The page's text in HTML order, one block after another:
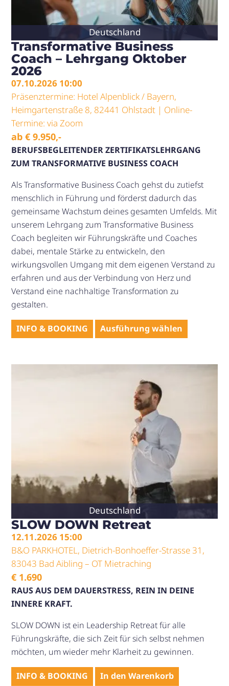
Deutschland
Transformative Business
Coach – Lehrgang Oktober
2026
07.10.2026 10:00
Präsenztermine: Hotel Alpenblick / Bayern,
Heimgartenstraße 8, 82441 Ohlstadt | Online-
Termine: via Zoom
ab€9.950,-
BERUFSBEGLEITENDER ZERTIFIKATSLEHRGANG
ZUM TRANSFORMATIVE BUSINESS COACH
Als Transformative Business Coach gehst du zutiefst
menschlich in Führung und förderst dadurch das
gemeinsame Wachstum deines gesamten Umfelds. Mit
unserem Lehrgang zum Transformative Business
Coach begleiten wir Führungskräfte und Coaches
dabei, mentale Stärke zu entwickeln, den
wirkungsvollen Umgang mit dem eigenen Verstand zu
erfahren und aus der Verbindung von Herz und
Verstand eine nachhaltige Transformation zu
gestalten.
INFO & BOOKING
Ausführung wählen
Dieses
weist
Varianten
gewählt
werden
Deutschland
SLOW DOWN Retreat
12.11.2026 15:00
B&O PARKHOTEL, Dietrich-Bonhoeffer-Strasse 31,
83043 Bad Aibling – OT Mietraching
€1.690
RAUS AUS DEM DAUERSTRESS, REIN IN DEINE
INNERE KRAFT.
SLOW DOWN ist ein Leadership Retreat für alle
Führungskräfte, die sich Zeit für sich selbst nehmen
möchten, um wieder mehr Klarheit zu gewinnen.
INFO & BOOKING
In den Warenkorb